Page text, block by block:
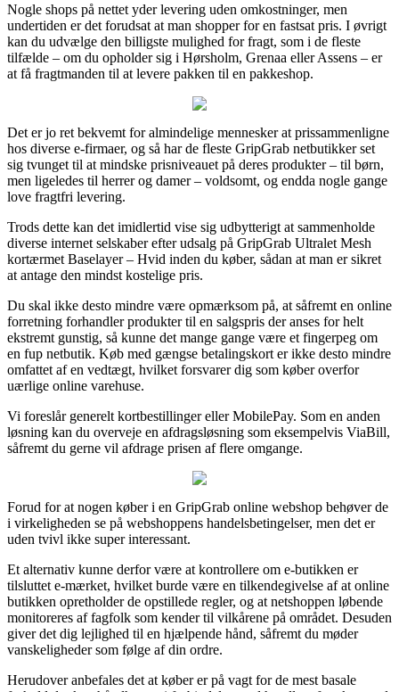
Nogle shops på nettet yder levering uden omkostninger, men
undertiden er det forudsat at man shopper for en fastsat pris. I øvrigt
kan du udvælge den billigste mulighed for fragt, som i de fleste
tilfælde – om du opholder sig i Hørsholm, Grenaa eller Assens – er
at få fragtmanden til at levere pakken til en pakkeshop.
Det er jo ret bekvemt for almindelige mennesker at prissammenligne
hos diverse e-firmaer, og så har de fleste GripGrab netbutikker set
sig tvunget til at mindske prisniveauet på deres produkter – til børn,
men ligeledes til herrer og damer – voldsomt, og endda nogle gange
love fragtfri levering.
Trods dette kan det imidlertid vise sig udbytterigt at sammenholde
diverse internet selskaber efter udsalg på GripGrab Ultralet Mesh
kortærmet Baselayer – Hvid inden du køber, sådan at man er sikret
at antage den mindst kostelige pris.
Du skal ikke desto mindre være opmærksom på, at såfremt en online
forretning forhandler produkter til en salgspris der anses for helt
ekstremt gunstig, så kunne det mange gange være et fingerpeg om
en fup netbutik. Køb med gængse betalingskort er ikke desto mindre
omfattet af en vedtægt, hvilket forsvarer dig som køber overfor
uærlige online varehuse.
Vi foreslår generelt kortbestillinger eller MobilePay. Som en anden
løsning kan du overveje en afdragsløsning som eksempelvis ViaBill,
såfremt du gerne vil afdrage prisen af flere omgange.
Forud for at nogen køber i en GripGrab online webshop behøver de
i virkeligheden se på webshoppens handelsbetingelser, men det er
uden tvivl ikke super interessant.
Et alternativ kunne derfor være at kontrollere om e-butikken er
tilsluttet e-mærket, hvilket burde være en tilkendegivelse af at online
butikken opretholder de opstillede regler, og at netshoppen løbende
monitoreres af fagfolk som kender til vilkårene på området. Desuden
giver det dig lejlighed til en hjælpende hånd, såfremt du møder
vanskeligheder som følge af din ordre.
Herudover anbefales det at køber er på vagt for de mest basale